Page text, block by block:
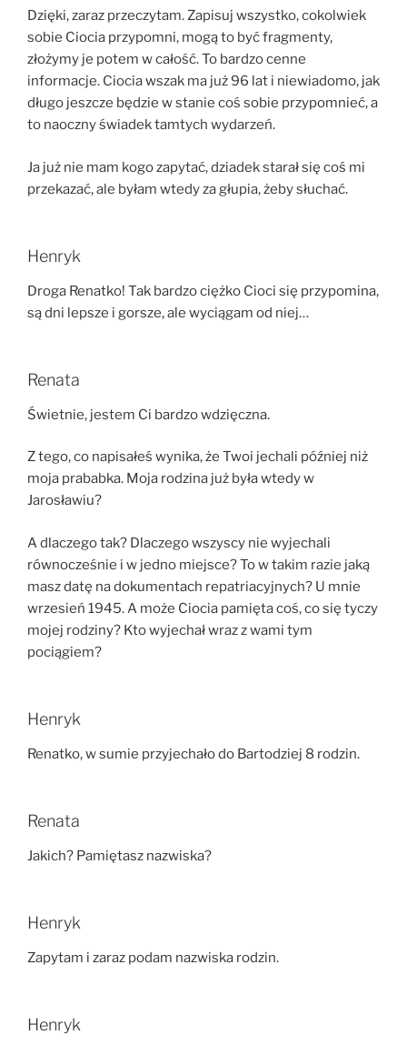
Dzięki, zaraz przeczytam. Zapisuj wszystko, cokolwiek
sobie Ciocia przypomni, mogą to być fragmenty,
złożymy je potem w całość. To bardzo cenne
informacje. Ciocia wszak ma już 96 lat i niewiadomo, jak
długo jeszcze będzie w stanie coś sobie przypomnieć, a
to naoczny świadek tamtych wydarzeń.
Ja już nie mam kogo zapytać, dziadek starał się coś mi
przekazać, ale byłam wtedy za głupia, żeby słuchać.
Henryk
Droga Renatko! Tak bardzo ciężko Cioci się przypomina,
są dni lepsze i gorsze, ale wyciągam od niej…
Renata
Świetnie, jestem Ci bardzo wdzięczna.
Z tego, co napisałeś wynika, że Twoi jechali później niż
moja prababka. Moja rodzina już była wtedy w
Jarosławiu?
A dlaczego tak? Dlaczego wszyscy nie wyjechali
równocześnie i w jedno miejsce? To w takim razie jaką
masz datę na dokumentach repatriacyjnych? U mnie
wrzesień 1945. A może Ciocia pamięta coś, co się tyczy
mojej rodziny? Kto wyjechał wraz z wami tym
pociągiem?
Henryk
Renatko, w sumie przyjechało do Bartodziej 8 rodzin.
Renata
Jakich? Pamiętasz nazwiska?
Henryk
Zapytam i zaraz podam nazwiska rodzin.
Henryk